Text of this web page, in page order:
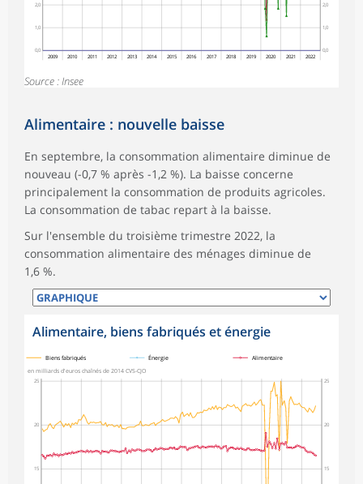
0,0
1,0
2,0
0,0
1,0
2,0
2009 2010 2011 2012 2013 2014 2015 2016 2017 2018 2019 2020 2021 2022
Source : Insee
Alimentaire : nouvelle baisse
En septembre, la consommation alimentaire diminue de
nouveau (-0,7 % après -1,2 %). La baisse concerne
principalement la consommation de produits agricoles.
La consommation de tabac repart à la baisse.
Sur l'ensemble du troisième trimestre 2022, la
consommation alimentaire des ménages diminue de
1,6 %.
Alimentaire, biens fabriqués et énergie
15
20
25
15
20
25
en milliards d'euros chaînés de 2014 CVS-CJO
Biens fabriqués Énergie Alimentaire